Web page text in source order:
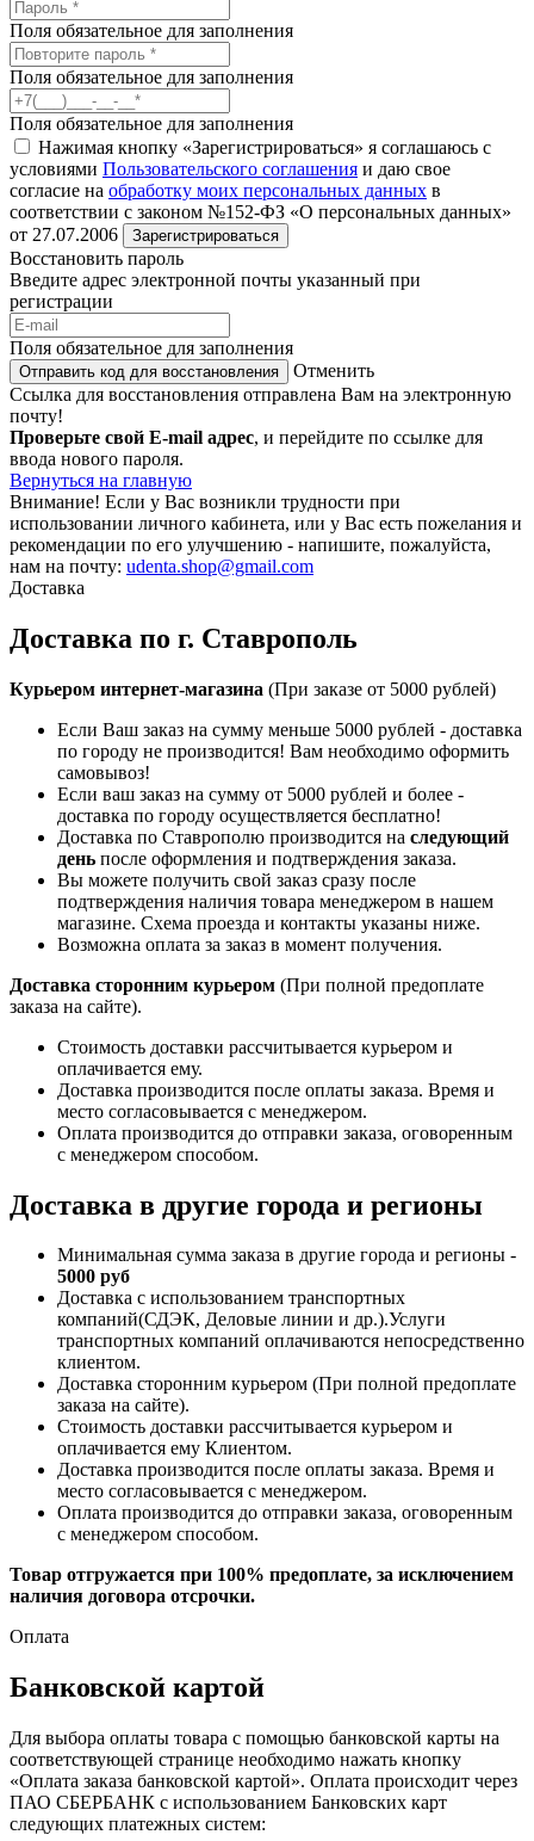
Поля обязательное для заполнения
Поля обязательное для заполнения
Поля обязательное для заполнения
Нажимая кнопку «Зарегистрироваться» я соглашаюсь с
условиями Пользовательского соглашения и даю свое
согласие на обработку моих персональных данных в
соответствии с законом №152-ФЗ «О персональных данных»
от 27.07.2006
Зарегистрироваться
Восстановить пароль
Введите адрес электронной почты указанный при
регистрации
Поля обязательное для заполнения
Отправить код для восстановления
Отменить
Ссылка для восстановления отправлена Вам на электронную
почту!
Проверьте свой E-mail адрес, и перейдите по ссылке для
ввода нового пароля.
Вернуться на главную
Внимание! Если у Вас возникли трудности при
использовании личного кабинета, или у Вас есть пожелания и
рекомендации по его улучшению - напишите, пожалуйста,
нам на почту: udenta.shop@gmail.com
Доставка
Доставка по г. Ставрополь
Курьером интернет-магазина (При заказе от 5000 рублей)
Если Ваш заказ на сумму меньше 5000 рублей - доставка
по городу не производится! Вам необходимо оформить
самовывоз!
Если ваш заказ на сумму от 5000 рублей и более -
доставка по городу осуществляется бесплатно!
Доставка по Ставрополю производится на следующий
день после оформления и подтверждения заказа.
Вы можете получить свой заказ сразу после
подтверждения наличия товара менеджером в нашем
магазине. Схема проезда и контакты указаны ниже.
Возможна оплата за заказ в момент получения.
Доставка сторонним курьером (При полной предоплате
заказа на сайте).
Стоимость доставки рассчитывается курьером и
оплачивается ему.
Доставка производится после оплаты заказа. Время и
место согласовывается с менеджером.
Оплата производится до отправки заказа, оговоренным
с менеджером способом.
Доставка в другие города и регионы
Минимальная сумма заказа в другие города и регионы -
5000 руб
Доставка с использованием транспортных
компаний(СДЭК, Деловые линии и др.).Услуги
транспортных компаний оплачиваются непосредственно
клиентом.
Доставка сторонним курьером (При полной предоплате
заказа на сайте).
Стоимость доставки рассчитывается курьером и
оплачивается ему Клиентом.
Доставка производится после оплаты заказа. Время и
место согласовывается с менеджером.
Оплата производится до отправки заказа, оговоренным
с менеджером способом.
Товар отгружается при 100% предоплате, за исключением
наличия договора отсрочки.
Оплата
Банковской картой
Для выбора оплаты товара с помощью банковской карты на
соответствующей странице необходимо нажать кнопку
«Оплата заказа банковской картой». Оплата происходит через
ПАО СБЕРБАНК с использованием Банковских карт
следующих платежных систем: